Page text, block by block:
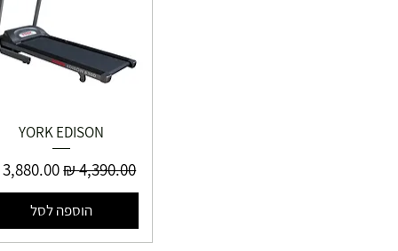
YORK EDISON
מחיר רגיל‏4,390.00 ‏₪ מחיר
הוספה לסל